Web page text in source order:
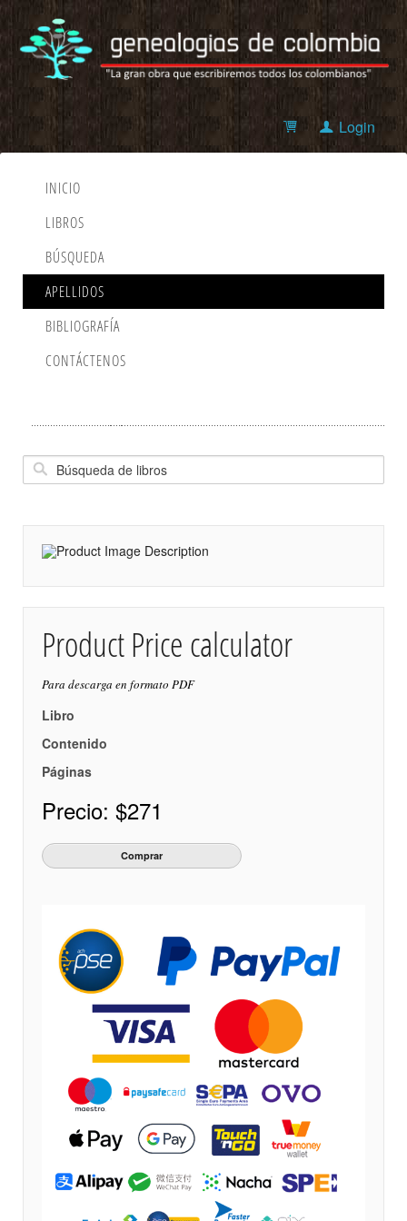
Login
INICIO
LIBROS
BÚSQUEDA
APELLIDOS
BIBLIOGRAFÍA
CONTÁCTENOS
Product Price calculator
Para descarga en formato PDF
Libro
Contenido
Páginas
Precio: $271